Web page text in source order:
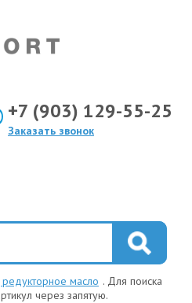
+7 (903) 129-55-25
Заказать звонок
масло . Для поиска
через запятую.